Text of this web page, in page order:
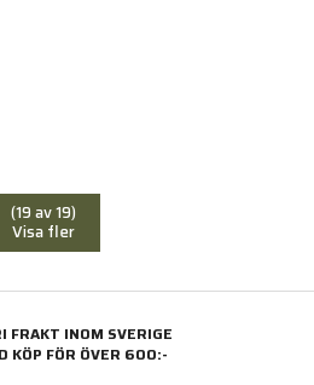
(19 av 19)
Visa fler
FRAKT INOM SVERIGE
KÖP FÖR ÖVER 600:-